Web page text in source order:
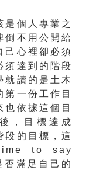
是個人專業之
倒不用公開給
己心裡卻必須
須達到的階段
就讀的是土木
一份工作目
依據這個目
，目標達成
段的目標，這
to say
滿足自己的